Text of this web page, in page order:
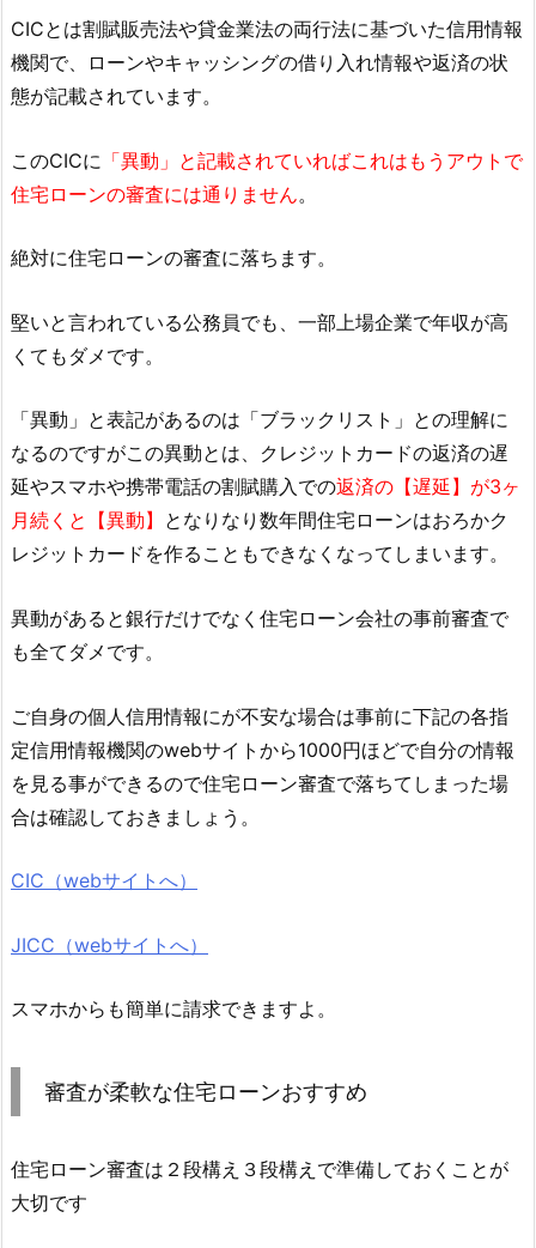
CICとは割賦販売法や貸金業法の両行法に基づいた信用情報
機関で、ローンやキャッシングの借り入れ情報や返済の状
態が記載されています。
このCICに 「異動」と記載されていればこれはもうアウトで
住宅ローンの審査には通りません。
絶対に住宅ローンの審査に落ちます。
堅いと言われている公務員でも、一部上場企業で年収が高
くてもダメです。
「異動」と表記があるのは「ブラックリスト」との理解に
なるのですがこの異動とは、クレジットカードの返済の遅
延やスマホや携帯電話の割賦購入での返済の【遅延】が3ヶ
月続くと【異動】 となりなり数年間住宅ローンはおろかク
レジットカードを作ることもできなくなってしまいます。
異動があると銀行だけでなく住宅ローン会社の事前審査で
も全てダメです。
ご自身の個人信用情報にが不安な場合は事前に下記の各指
定信用情報機関のwebサイトから1000円ほどで自分の情報
を見る事ができるので住宅ローン審査で落ちてしまった場
合は確認しておきましょう。
CIC（webサイトへ）
JICC（webサイトへ）
スマホからも簡単に請求できますよ。
審査が柔軟な住宅ローンおすすめ
住宅ローン審査は２段構え３段構えで準備しておくことが
大切です